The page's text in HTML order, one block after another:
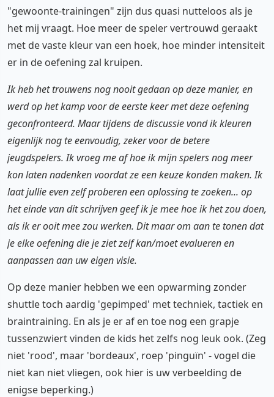
"gewoonte-trainingen" zijn dus quasi nutteloos als je
het mij vraagt. Hoe meer de speler vertrouwd geraakt
met de vaste kleur van een hoek, hoe minder intensiteit
er in de oefening zal kruipen.
Ik heb het trouwens nog nooit gedaan op deze manier, en
werd op het kamp voor de eerste keer met deze oefening
geconfronteerd. Maar tijdens de discussie vond ik kleuren
eigenlijk nog te eenvoudig, zeker voor de betere
jeugdspelers. Ik vroeg me af hoe ik mijn spelers nog meer
kon laten nadenken voordat ze een keuze konden maken. Ik
laat jullie even zelf proberen een oplossing te zoeken... op
het einde van dit schrijven geef ik je mee hoe ik het zou doen,
als ik er ooit mee zou werken. Dit maar om aan te tonen dat
je elke oefening die je ziet zelf kan/moet evalueren en
aanpassen aan uw eigen visie.
Op deze manier hebben we een opwarming zonder
shuttle toch aardig 'gepimped' met techniek, tactiek en
braintraining. En als je er af en toe nog een grapje
tussenzwiert vinden de kids het zelfs nog leuk ook. (Zeg
niet 'rood', maar 'bordeaux', roep 'pinguïn' - vogel die
niet kan niet vliegen, ook hier is uw verbeelding de
enigse beperking.)